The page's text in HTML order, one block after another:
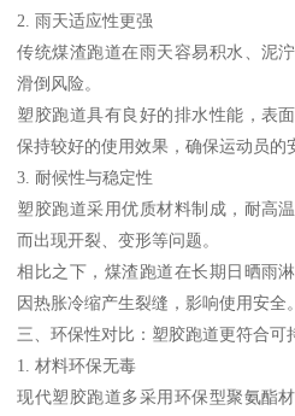
2. 雨天适应性更强
传统煤渣跑道在雨天容易积水、泥
滑倒风险。
塑胶跑道具有良好的排水性能，表
保持较好的使用效果，确保运动员的
3. 耐候性与稳定性
塑胶跑道采用优质材料制成，耐高
而出现开裂、变形等问题。
相比之下，煤渣跑道在长期日晒雨
因热胀冷缩产生裂缝，影响使用安全。
三、环保性对比：塑胶跑道更符合可
1. 材料环保无毒
现代塑胶跑道多采用环保型聚氨酯